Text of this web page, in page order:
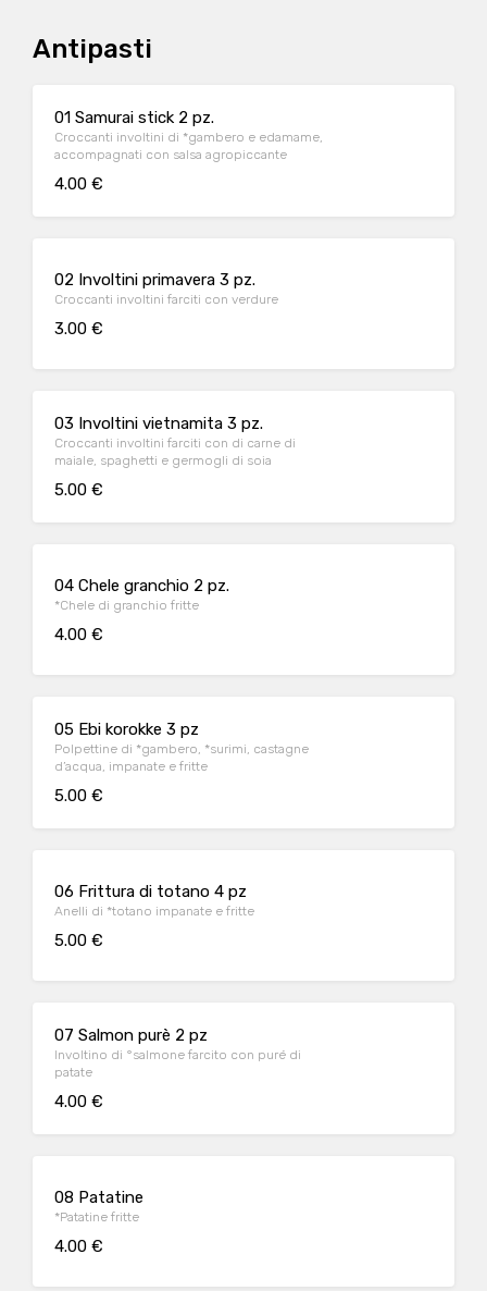
Antipasti
01 Samurai stick 2 pz.
Croccanti involtini di *gambero e edamame,
accompagnati con salsa agropiccante
4.00 €
02 Involtini primavera 3 pz.
Croccanti involtini farciti con verdure
3.00 €
03 Involtini vietnamita 3 pz.
Croccanti involtini farciti con di carne di
maiale, spaghetti e germogli di soia
5.00 €
04 Chele granchio 2 pz.
*Chele di granchio fritte
4.00 €
05 Ebi korokke 3 pz
Polpettine di *gambero, *surimi, castagne
d’acqua, impanate e fritte
5.00 €
06 Frittura di totano 4 pz
Anelli di *totano impanate e fritte
5.00 €
07 Salmon purè 2 pz
Involtino di °salmone farcito con puré di
patate
4.00 €
08 Patatine
*Patatine fritte
4.00 €